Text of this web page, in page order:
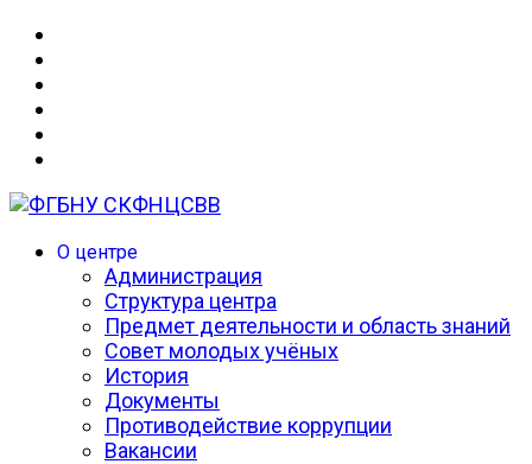
О центре
Администрация
Структура центра
Предмет деятельности и область знаний
Совет молодых учёных
История
Документы
Противодействие коррупции
Вакансии